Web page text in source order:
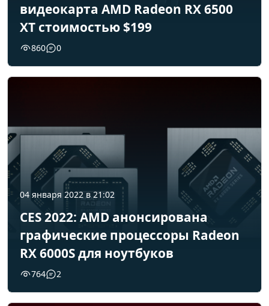
видеокарта AMD Radeon RX 6500
XT стоимостью $199
860 0
04 января 2022 в 21:02
CES 2022: AMD анонсирована
графические процессоры Radeon
RX 6000S для ноутбуков
764 2